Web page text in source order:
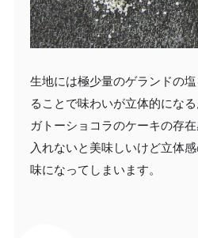
生地には極少量のゲランドの
ることで味わいが立体的にな
ガトーショコラのケーキの存在
入れないと美味しいけど立体
味になってしまいます。